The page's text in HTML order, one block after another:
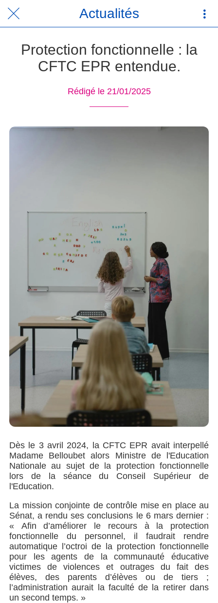
Actualités
Protection fonctionnelle : la
CFTC EPR entendue.
Rédigé le 21/01/2025
Dès le 3 avril 2024, la CFTC EPR avait interpellé
Madame Belloubet alors Ministre de l'Education
Nationale au sujet de la protection fonctionnelle
lors de la séance du Conseil Supérieur de
l'Education.
La mission conjointe de contrôle mise en place au
Sénat, a rendu ses conclusions le 6 mars dernier :
« Afin d’améliorer le recours à la protection
fonctionnelle du personnel, il faudrait rendre
automatique l’octroi de la protection fonctionnelle
pour les agents de la communauté éducative
victimes de violences et outrages du fait des
élèves, des parents d’élèves ou de tiers ;
l’administration aurait la faculté de la retirer dans
un second temps. »